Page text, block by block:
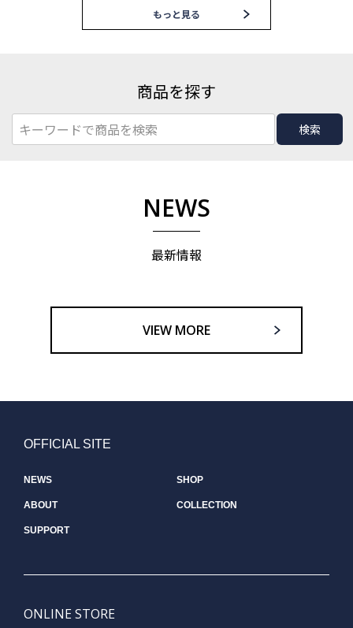
もっと見る
商品を探す
検索
NEWS
最新情報
VIEW MORE
OFFICIAL SITE
NEWS SHOP
ABOUT COLLECTION
SUPPORT
ONLINE STORE